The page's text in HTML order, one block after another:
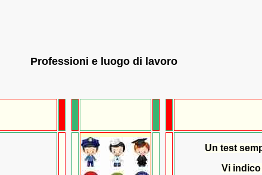
Professioni e luogo di lavoro
Un test
Vi indico